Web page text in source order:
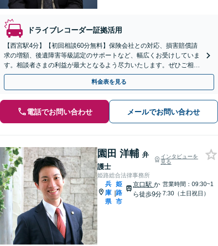
ドライブレコーダー証拠活用
【西宮駅4分】【初回相談60分無料】保険会社との対応、損害賠償請
求の増額、後遺障害等級認定のサポートなど、幅広くお受けしていま
す。相談者さまの利益が最大となるよう尽力いたします。ぜひご相談
ください。【休日・夜間面談可】【WEB面談可】
料金表を見る
電話でお問い合わせ メールでお問い合わせ
園田 洋輔 弁
護士
インタビューを
見る
姫路総合法律事務所
兵
庫
県
|
姫
路
市
京口駅か
ら徒歩9分
営業時間：09:30~1
7:30（土日祝日）